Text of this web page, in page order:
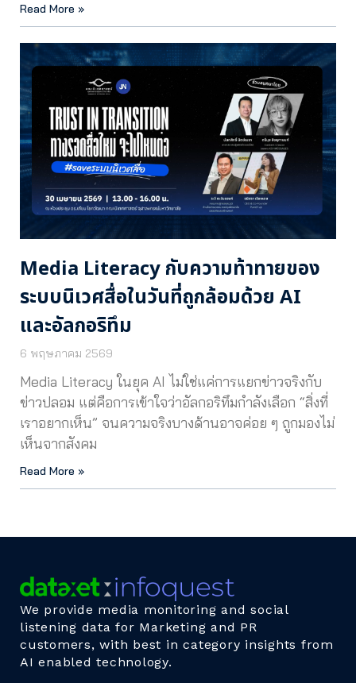
Read More »
Media Literacy กับความท้าทายของ
ระบบนิเวศสื่อในวันที่ถูกล้อมด้วย AI
และอัลกอริทึม
6 พฤษภาคม 2569
Media Literacy ในยุค AI ไม่ใช่แค่การแยกข่าวจริงกับ
ข่าวปลอม แต่คือการเข้าใจว่าอัลกอริทึมกำลังเลือก “สิ่งที่
เราอยากเห็น” จนความจริงบางด้านอาจค่อย ๆ ถูกมองไม่
เห็นจากสังคม
Read More »
We provide media monitoring and social
listening data for Marketing and PR
customers, with best in category insights from
AI enabled technology.